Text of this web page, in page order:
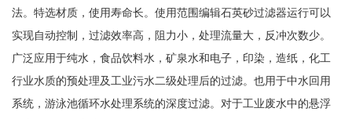
法。特选材质，使用寿命长。使用范围编辑石英砂过滤器运行可以
实现自动控制，过滤效率高，阻力小，处理流量大，反冲次数少。
广泛应用于纯水，食品饮料水，矿泉水和电子，印染，造纸，化工
行业水质的预处理及工业污水二级处理后的过滤。也用于中水回用
系统，游泳池循环水处理系统的深度过滤。对于工业废水中的悬浮